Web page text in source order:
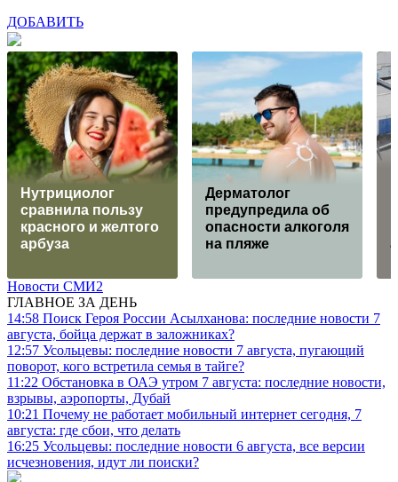
ДОБАВИТЬ
Нутрициолог
сравнила пользу
красного и желтого
арбуза
Дерматолог
предупредила об
опасности алкоголя
на пляже
Новости СМИ2
ГЛАВНОЕ ЗА ДЕНЬ
14:58 Поиск Героя России Асылханова: последние новости 7
августа, бойца держат в заложниках?
12:57 Усольцевы: последние новости 7 августа, пугающий
поворот, кого встретила семья в тайге?
11:22 Обстановка в ОАЭ утром 7 августа: последние новости,
взрывы, аэропорты, Дубай
10:21 Почему не работает мобильный интернет сегодня, 7
августа: где сбои, что делать
16:25 Усольцевы: последние новости 6 августа, все версии
исчезновения, идут ли поиски?